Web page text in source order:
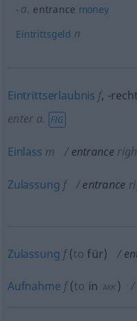
a. entrance money
Eintrittsgeld n
Eintrittserlaubnis f, -recht
entera. FIG
Einlass m entrance
Zulassung f entrance
Zulassung f (to für)
Aufnahme f (to in AKK )